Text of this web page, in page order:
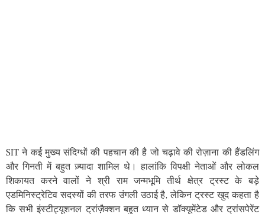
SIT ने कई मुख्य संदिग्धों की पहचान की है जो चढ़ावे की रोज़ाना की हैंडलिंग
और गिनती में बहुत ज़्यादा शामिल थे। हालांकि विपक्षी नेताओं और लोकल
शिकायत करने वालों ने श्री राम जन्मभूमि तीर्थ क्षेत्र ट्रस्ट के बड़े
एडमिनिस्ट्रेटिव सदस्यों की तरफ उंगली उठाई है, लेकिन ट्रस्ट खुद कहता है
कि सभी इंस्टीट्यूशनल ट्रांज़ैक्शन बहुत ध्यान से डॉक्यूमेंटेड और ट्रांसपेरेंट